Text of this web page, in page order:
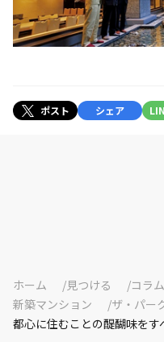
ポスト シェア
ホーム 見つける コラ
新築マンション
ザ・パー
都心に住むことの醍醐味をす